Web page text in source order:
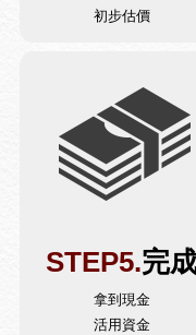
初步估價
STEP5.完
拿到現金
活用資金